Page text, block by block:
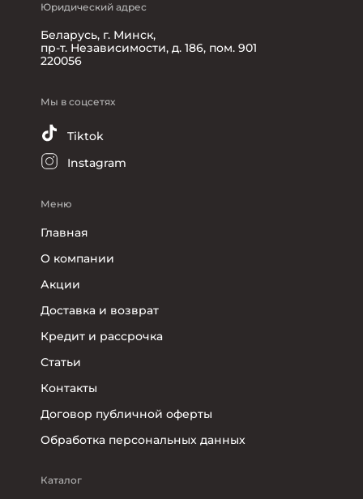
Юридический адрес
Беларусь, г. Минск,
пр-т. Независимости, д. 186, пом. 901
220056
Мы в соцсетях
Tiktok
Instagram
Меню
Главная
О компании
Акции
Доставка и возврат
Кредит и рассрочка
Статьи
Контакты
Договор публичной оферты
Обработка персональных данных
Каталог